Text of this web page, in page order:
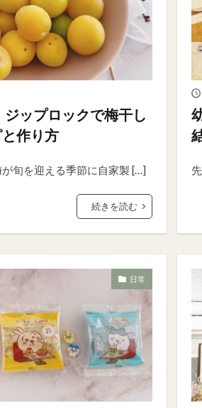
ップロックで梅干し
作り方
旬を迎える季節に自家製 […]
続きを読む
日常